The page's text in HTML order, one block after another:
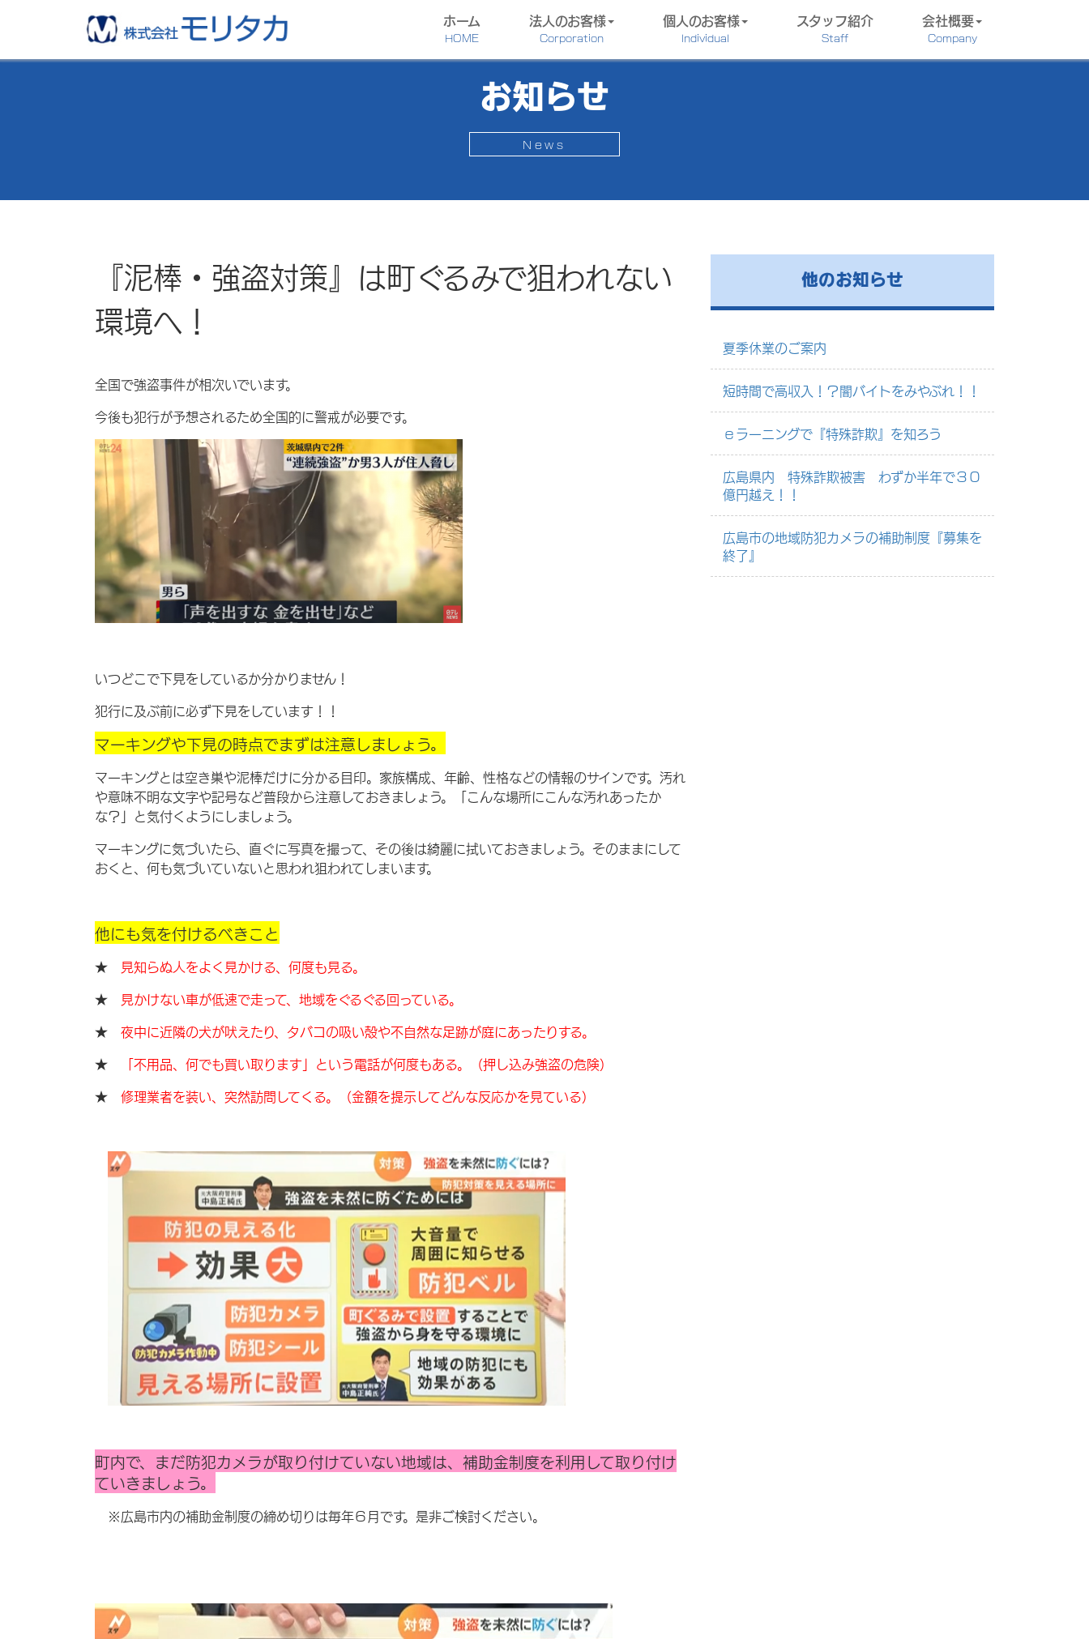
ホーム
HOME
法人のお客様
Corporation
個人のお客様
Individual
スタッフ紹介
Staff
会社概要
Company
お知らせ
News
『泥棒・強盗対策』は町ぐるみで狙われない
環境へ！
全国で強盗事件が相次いでいます。
今後も犯行が予想されるため全国的に警戒が必要です。
いつどこで下見をしているか分かりません！
犯行に及ぶ前に必ず下見をしています！！
マーキングや下見の時点でまずは注意しましょう。
マーキングとは空き巣や泥棒だけに分かる目印。家族構成、年齢、性格などの情報のサインです。汚れ
や意味不明な文字や記号など普段から注意しておきましょう。「こんな場所にこんな汚れあったか
な？」と気付くようにしましょう。
マーキングに気づいたら、直ぐに写真を撮って、その後は綺麗に拭いておきましょう。そのままにして
おくと、何も気づいていないと思われ狙われてしまいます。
他にも気を付けるべきこと
★ 見知らぬ人をよく見かける、何度も見る。
★ 見かけない車が低速で走って、地域をぐるぐる回っている。
★ 夜中に近隣の犬が吠えたり、タバコの吸い殻や不自然な足跡が庭にあったりする。
★
「不用品、何でも買い取ります」という電話が何度もある。（押し込み強盗の危険）
★ 修理業者を装い、突然訪問してくる。（金額を提示してどんな反応かを見ている）
町内で、まだ防犯カメラが取り付けていない地域は、補助金制度を利用して取り付け
ていきましょう。
※広島市内の補助金制度の締め切りは毎年６月です。是非ご検討ください。
他のお知らせ
夏季休業のご案内
短時間で高収入！？闇バイトをみやぶれ！！
ｅラーニングで『特殊詐欺』を知ろう
広島県内 特殊詐欺被害 わずか半年で３０
億円越え！！
広島市の地域防犯カメラの補助制度『募集を
終了』